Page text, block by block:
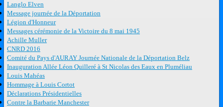
Langlo Elven
Message journée de la Déportation
Légion d'Honneur
Messages cérémonie de la Victoire du 8 mai 1945
Achille Muller
CNRD 2016
Comité du Pays d'AURAY Journée Nationale de la Déportation Belz
Inauguration Allée Léon Quilleré à St Nicolas des Eaux en Pluméliau
Louis Mahéas
Hommage à Louis Cortot
Déclarations Présidentielles
Contre la Barbarie Manchester